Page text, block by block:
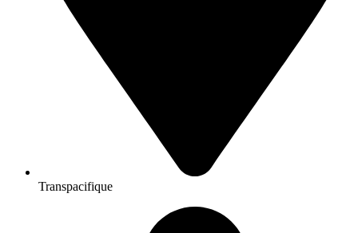
Transpacifique